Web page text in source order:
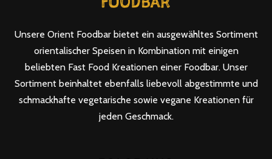
Unsere Orient Foodbar bietet ein ausgewähltes Sortiment
orientalischer Speisen in Kombination mit einigen
beliebten Fast Food Kreationen einer Foodbar. Unser
Sortiment beinhaltet ebenfalls liebevoll abgestimmte und
schmackhafte vegetarische sowie vegane Kreationen für
jeden Geschmack.